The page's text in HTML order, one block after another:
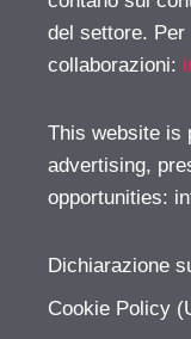
del settore.
collaborazioni:
This website is
advertising,
opportunities:
Dichiarazione
Cookie Policy